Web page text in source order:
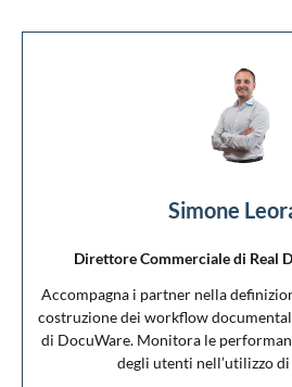
Simone
Direttore Commerciale di Real
Accompagna i partner nella
costruzione dei workflow
di DocuWare. Monitora le
degli utenti nell’utilizzo